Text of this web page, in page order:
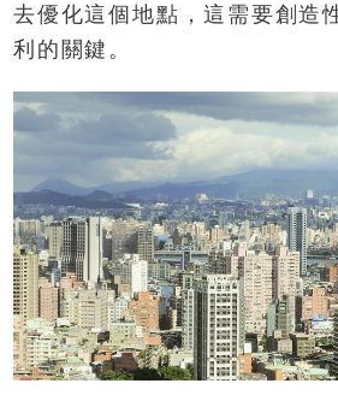
去優化這個地點，這需要創造
利的關鍵。